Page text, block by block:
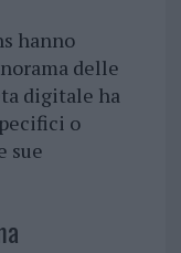
hanno
delle
digitale ha
o
sue